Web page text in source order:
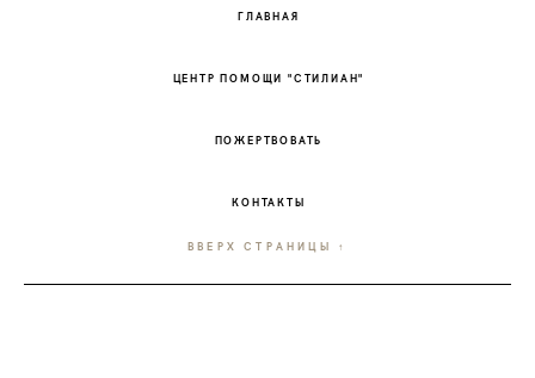
ГЛАВНАЯ
ЦЕНТР ПОМОЩИ "СТИЛИАН"
ПОЖЕРТВОВАТЬ
КОНТАКТЫ
ВВЕРХ СТРАНИЦЫ ↑